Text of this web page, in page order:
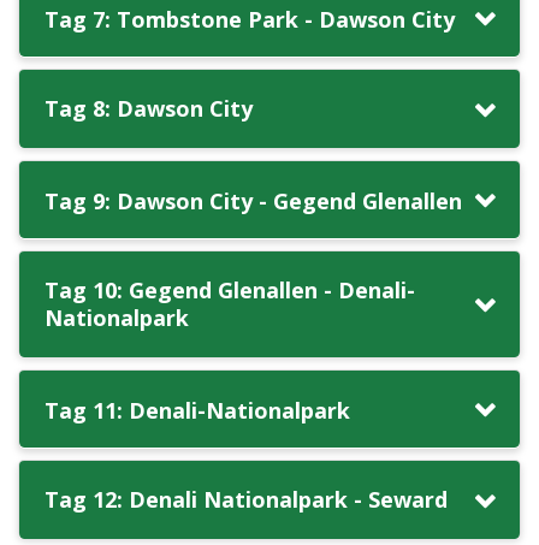
Tag 7: Tombstone Park - Dawson City
Tag 8: Dawson City
Tag 9: Dawson City - Gegend Glenallen
Tag 10: Gegend Glenallen - Denali-
Nationalpark
Tag 11: Denali-Nationalpark
Tag 12: Denali Nationalpark - Seward